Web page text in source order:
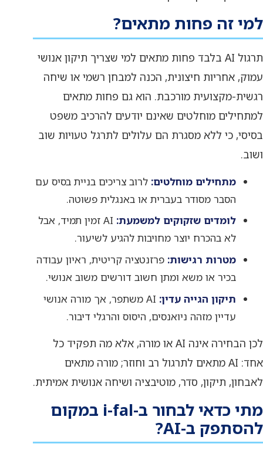
למי זה פחות מתאים?
תרגול AI בלבד פחות מתאים למי שצריך תיקון אנושי
עמוק, אחריות חיצונית, הכנה למבחן רשמי או שיחה
רגשית-מקצועית מורכבת. הוא גם פחות מתאים
למתחילים מוחלטים שאינם יודעים להרכיב משפט
בסיסי, כי ללא מסגרת הם עלולים לתרגל טעויות שוב
ושוב.
מתחילים מוחלטים: לרוב צריכים בניית בסיס עם
הסבר מסודר בעברית או באנגלית פשוטה.
לומדים שזקוקים למשמעת:
AI זמין תמיד, אבל
לא בהכרח יוצר מחויבות להגיע לשיעור.
מטרות רגישות: פרזנטציה קריטית, ראיון עבודה
בכיר או משא ומתן חשוב דורשים משוב אנושי.
תיקון הגייה עדין:
AI משתפר, אך מורה אנושי
עדיין מזהה ניואנסים, היסוס והרגלי דיבור.
לכן הבחירה אינה AI או מורה, אלא מה תפקיד כל
אחד: AI מתאים לתרגול רב וחוזר; מורה מתאים
לאבחון, תיקון, סדר, מוטיבציה ושיחה אנושית אמיתית.
מתי כדאי לבחור ב-i-fal במקום
להסתפק ב-AI?